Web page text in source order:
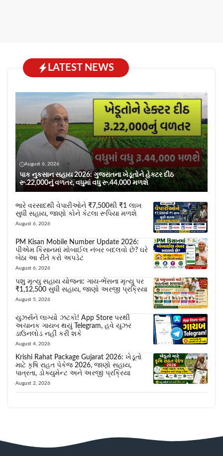
LATEST NEWS
August 6, 2026
પાક નુકસાન સહાય 2026: ગુજરાતના ખેડૂતોને હેક્ટર દીઠ
રૂ.22,000નું વળતર, વધુમાં વધુ રૂ.44,000 મળશે
ભારે વરસાદથી વેપારીઓને ₹7,500થી ₹1 લાખ
સુધી સહાય, જાણો કોને કેટલા રૂપિયા મળશે
August 6, 2026
PM Kisan Mobile Number Update 2026:
પીએમ કિસાનમાં મોબાઈલ નંબર બદલવો છે? ઘરે
બેઠા આ રીતે કરો અપડેટ
August 6, 2026
પશુ મૃત્યુ સહાય યોજના: ગાય-ભેંસના મૃત્યુ પર
₹1,12,500 સુધી સહાય, જાણો અરજી પ્રક્રિયા
August 5, 2026
યુઝર્સને લાગ્યો ઝટકો! App Store પરથી
અચાનક ગાયબ થયું Telegram, હવે યુઝર
ડાઉનલોડ નહીં કરી શકે
August 4, 2026
Krishi Rahat Package Gujarat 2026: ખેડૂતો
માટે કૃષિ રાહત પેકેજ 2026, જાણો સહાય,
પાત્રતા, ડોક્યુમેન્ટ અને અરજી પ્રક્રિયા
August 2, 2026